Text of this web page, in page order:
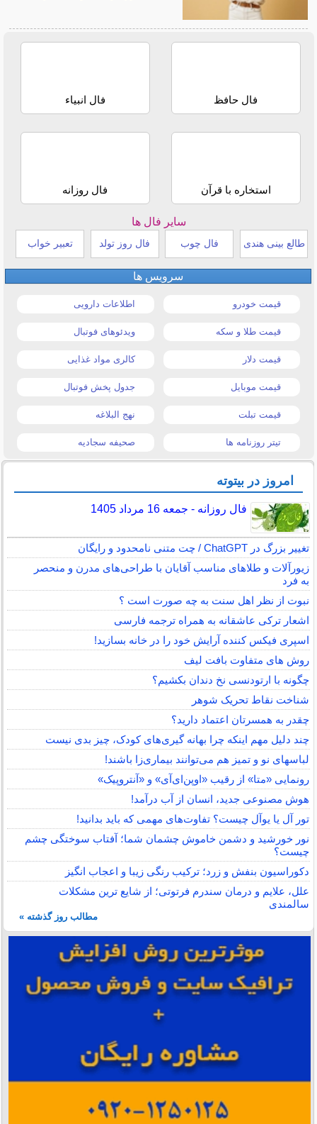
فال حافظ فال انبیاء
استخاره با قرآن فال روزانه
سایر فال ها
طالع بینی هندی فال چوب فال روز تولد تعبیر خواب
سرویس ها
قیمت خودرو اطلاعات دارویی
قیمت طلا و سکه ویدئوهای فوتبال
قیمت دلار کالری مواد غذایی
قیمت موبایل جدول پخش فوتبال
قیمت تبلت نهج البلاغه
تیتر روزنامه ها صحیفه سجادیه
امروز در بیتوته
فال روزانه - جمعه 16 مرداد 1405
تغییر بزرگ در ChatGPT / چت متنی نامحدود و رایگان
زیورآلات و طلاهای مناسب آقایان با طراحی‌های مدرن و منحصر
به فرد
نبوت از نظر اهل سنت به چه صورت است ؟
اشعار ترکی عاشقانه به همراه ترجمه فارسی
اسپری فیکس کننده آرایش خود را در خانه بسازید!
روش های متفاوت بافت لیف
چگونه با ارتودنسی نخ دندان بکشیم؟
شناخت نقاط تحریک شوهر
چقدر به همسرتان اعتماد دارید؟
چند دلیل مهم اینکه چرا بهانه گیری‌های کودک، چیز بدی نیست
لباس‎های نو و تمیز هم می‌توانند بیماری‌زا باشند!
رونمایی «متا» از رقیب «اوپن‌ای‌آی» و «آنتروپیک»
هوش مصنوعی جدید، انسان از آب درآمد!
تور آل یا یوآل چیست؟ تفاوت‌های مهمی که باید بدانید!
نور خورشید و دشمن خاموش چشمان شما؛ آفتاب سوختگی چشم
چیست؟
دکوراسیون بنفش و زرد؛ ترکیب رنگی زیبا و اعجاب انگیز
علل، علایم و درمان سندرم فرتوتی؛ از شایع ترین مشکلات
سالمندی
مطالب روز گذشته »